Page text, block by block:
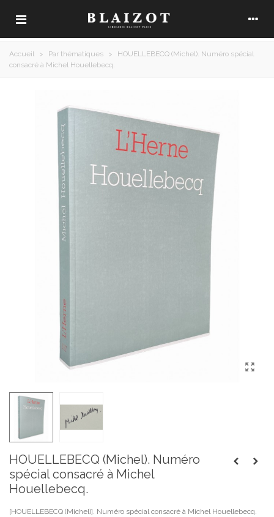
Accueil > Par thématiques >
HOUELLEBECQ (Michel). Numéro spécial
consacré à Michel Houellebecq.
HOUELLEBECQ (Michel). Numéro
spécial consacré à Michel
Houellebecq.
[HOUELLEBECQ (Michel)]. Numéro spécial consacré à Michel Houellebecq.